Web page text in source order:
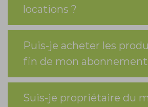
locations ?
Puis-je acheter les
fin de mon abonnement
Suis-je propriétaire du